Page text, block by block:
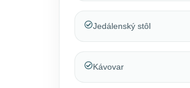
Jedálenský stôl
Kávovar